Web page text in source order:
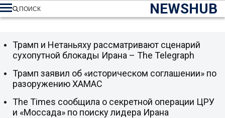
NEWSHUB
ПОИСК
Трамп и Нетаньяху рассматривают сценарий
сухопутной блокады Ирана – The Telegraph
Трамп заявил об «историческом соглашении» по
разоружению ХАМАС
The Times сообщила о секретной операции ЦРУ
и «Моссада» по поиску лидера Ирана